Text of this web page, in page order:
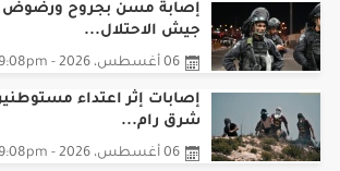
إصابة مسن بجروح ورضوض
جيش الاحتلال...
06 أغسطس، 2026 - 09:08pm
‏إصابات إثر اعتداء
شرق رام...
06 أغسطس، 2026 - 09:08pm